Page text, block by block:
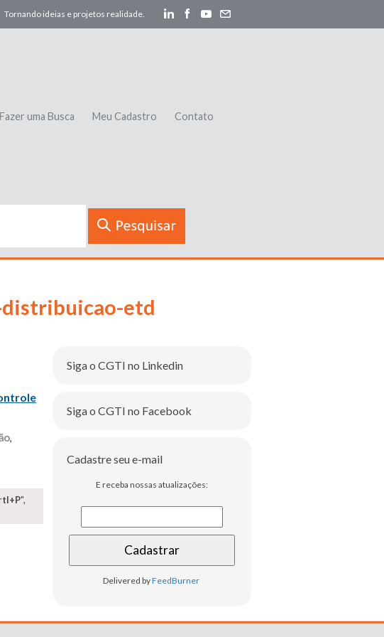
Tornando ideias e projetos realidade.
uma Busca Meu Cadastro Contato
etd
,
",
Siga o CGTI no Linkedin
Siga o CGTI no Facebook
Cadastre seu e-mail
E receba nossas atualizações:
Delivered byFeedBurner